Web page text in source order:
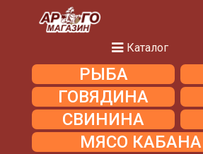
Каталог
РЫБА
ГОВЯДИНА
СВИНИНА
МЯСО КАБАНА